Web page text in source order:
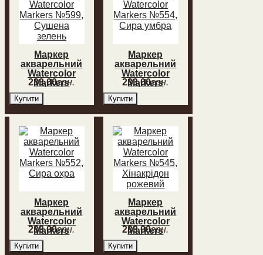
Маркер
акварельний
Watercolor
Markers
№599,
Сушена
233,00грн.
Купити
Маркер
акварельний
Watercolor
Markers
№554, Сира
умбра
233,00грн.
Купити
Маркер
акварельний
Watercolor
Markers
№552, Сира
охра
233,00грн.
Купити
Маркер
акварельний
Watercolor
Markers
№545,
Хінакрідон
233,00грн.
Купити